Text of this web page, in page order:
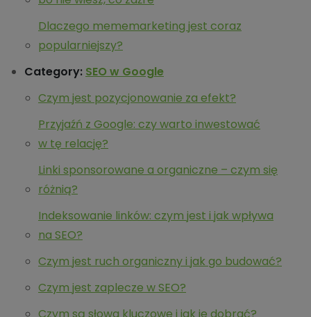
Dlaczego mememarketing jest coraz
popularniejszy?
Category: SEO w Google
Czym jest pozycjonowanie za efekt?
Przyjaźń z Google: czy warto inwestować
w tę relację?
Linki sponsorowane a organiczne – czym się
różnią?
Indeksowanie linków: czym jest i jak wpływa
na SEO?
Czym jest ruch organiczny i jak go budować?
Czym jest zaplecze w SEO?